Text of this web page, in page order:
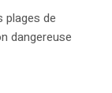
plages de
dangereuse